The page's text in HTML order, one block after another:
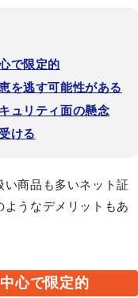
で限定的
を逃す可能性がある
ュリティ面の懸念
ける
商品も多いネット証
うなデメリットもあ
心で限定的